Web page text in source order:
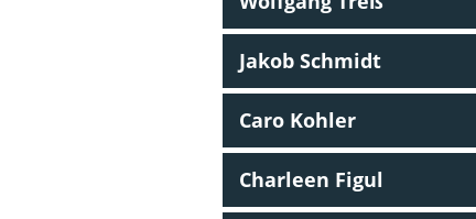
Jakob Schmidt
Caro Kohler
Charleen Figul